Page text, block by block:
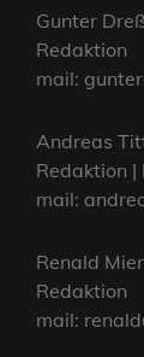
Gunter
Redaktion
mail:
Andreas
Redaktion |
mail:
Renald
Redaktion
mail: